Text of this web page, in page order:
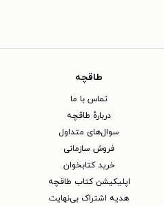
طاقچه
تماس با ما
دربارهٔ طاقچه
سوال‌های متداول
فروش سازمانی
خرید کتابخوان
اپلیکیشن کتاب طاقچه
هدیه اشتراک بی‌نهایت